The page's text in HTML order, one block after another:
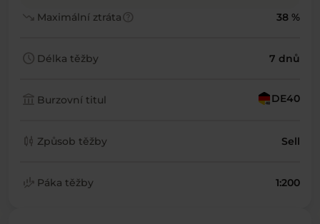
trending_down Maximální ztrátahelp 38 %
schedule Délka těžby 7 dnů
account_balance Burzovní titul DE40
candlestick_chart Způsob těžby Sell
finance_mode Páka těžby 1:200